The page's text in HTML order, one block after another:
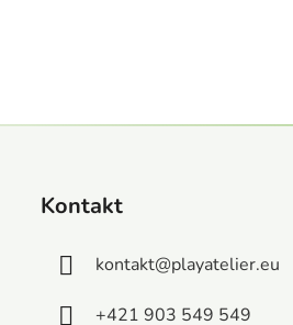
Kontakt
kontakt@playatelier.eu
+421 903 549 549